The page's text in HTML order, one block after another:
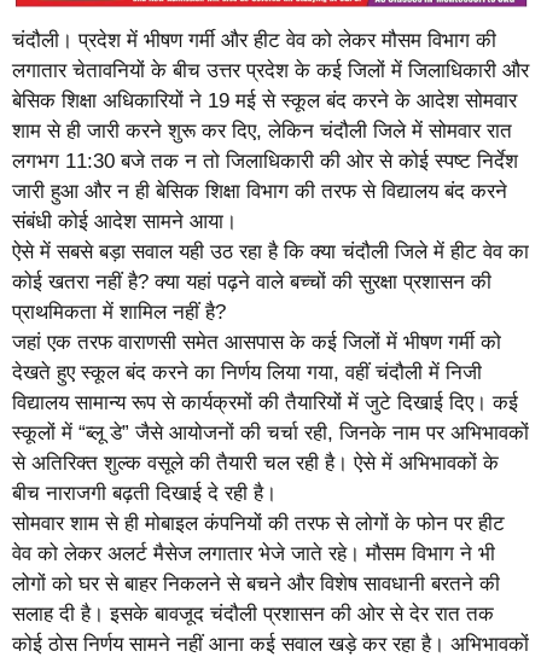
चंदौली। प्रदेश में भीषण गर्मी और हीट वेव को लेकर मौसम विभाग की
लगातार चेतावनियों के बीच उत्तर प्रदेश के कई जिलों में जिलाधिकारी और
बेसिक शिक्षा अधिकारियों ने 19 मई से स्कूल बंद करने के आदेश सोमवार
शाम से ही जारी करने शुरू कर दिए, लेकिन चंदौली जिले में सोमवार रात
लगभग 11:30 बजे तक न तो जिलाधिकारी की ओर से कोई स्पष्ट निर्देश
जारी हुआ और न ही बेसिक शिक्षा विभाग की तरफ से विद्यालय बंद करने
संबंधी कोई आदेश सामने आया।
ऐसे में सबसे बड़ा सवाल यही उठ रहा है कि क्या चंदौली जिले में हीट वेव का
कोई खतरा नहीं है? क्या यहां पढ़ने वाले बच्चों की सुरक्षा प्रशासन की
प्राथमिकता में शामिल नहीं है?
जहां एक तरफ वाराणसी समेत आसपास के कई जिलों में भीषण गर्मी को
देखते हुए स्कूल बंद करने का निर्णय लिया गया, वहीं चंदौली में निजी
विद्यालय सामान्य रूप से कार्यक्रमों की तैयारियों में जुटे दिखाई दिए। कई
स्कूलों में “ब्लू डे” जैसे आयोजनों की चर्चा रही, जिनके नाम पर अभिभावकों
से अतिरिक्त शुल्क वसूले की तैयारी चल रही है। ऐसे में अभिभावकों के
बीच नाराजगी बढ़ती दिखाई दे रही है।
सोमवार शाम से ही मोबाइल कंपनियों की तरफ से लोगों के फोन पर हीट
वेव को लेकर अलर्ट मैसेज लगातार भेजे जाते रहे। मौसम विभाग ने भी
लोगों को घर से बाहर निकलने से बचने और विशेष सावधानी बरतने की
सलाह दी है। इसके बावजूद चंदौली प्रशासन की ओर से देर रात तक
कोई ठोस निर्णय सामने नहीं आना कई सवाल खड़े कर रहा है। अभिभावकों